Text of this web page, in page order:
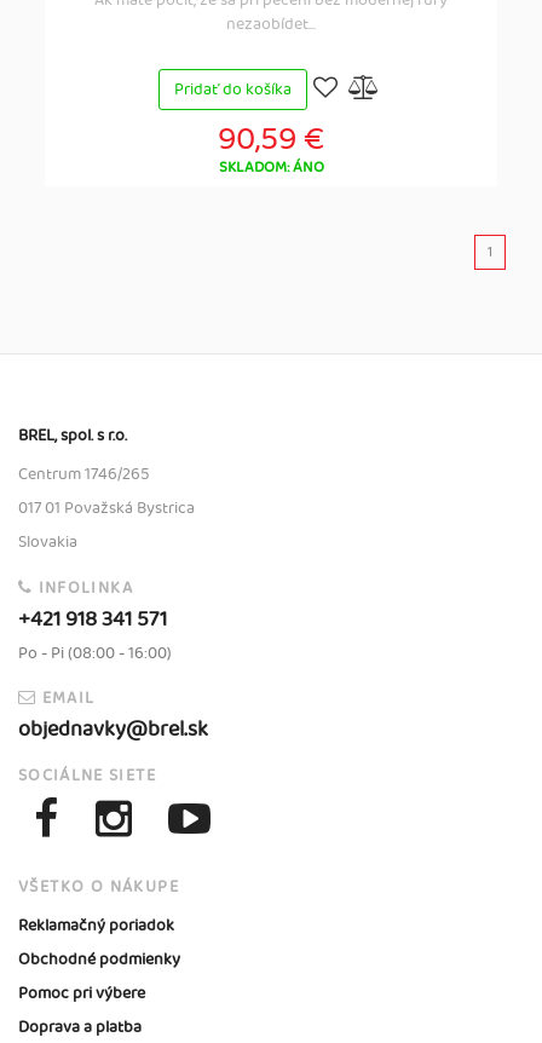
nezaobídet...
Pridať do košíka
90,59 €
SKLADOM: ÁNO
1
BREL, spol. s r.o.
Centrum 1746/265
017 01 Považská Bystrica
Slovakia
INFOLINKA
+421 918 341 571
Po - Pi (08:00 - 16:00)
EMAIL
objednavky@brel.sk
SOCIÁLNE SIETE
VŠETKO O NÁKUPE
Reklamačný poriadok
Obchodné podmienky
Pomoc pri výbere
Doprava a platba